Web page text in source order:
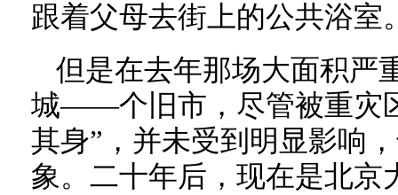
跟着父母去街上的公共浴室
但是在去年那场大面积严
城——个旧市，尽管被重灾
其身”，并未受到明显影响
象。二十年后，现在是北京